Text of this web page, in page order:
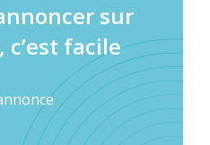
sur
facile